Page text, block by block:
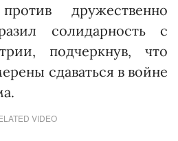
дружественно
солидарность с
подчеркнув, что
сдаваться в войне
VIDEO